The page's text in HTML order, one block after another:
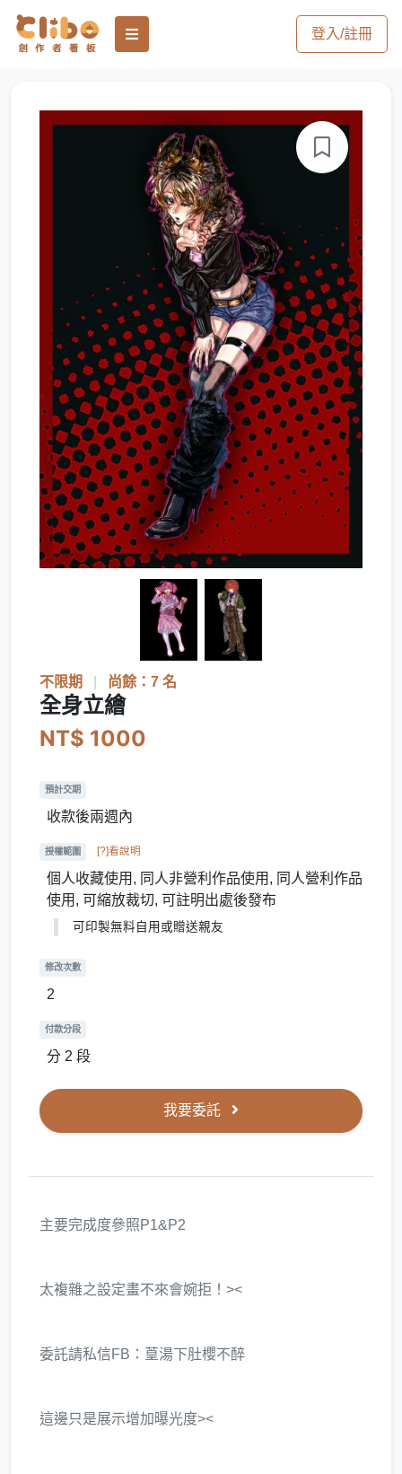
登入/註冊
不限期 尚餘：7 名
全身立繪
NT$ 1000
預計交期
收款後兩週內
授權範圍 [?]看說明
個人收藏使用, 同人非營利作品使用, 同人營利作品
使用, 可縮放裁切, 可註明出處後發布
可印製無料自用或贈送親友
修改次數
2
付款分段
分 2 段
我要委託
主要完成度參照P1&P2
太複雜之設定畫不來會婉拒！><
委託請私信FB：葟湯下肚櫻不醉
這邊只是展示增加曝光度><